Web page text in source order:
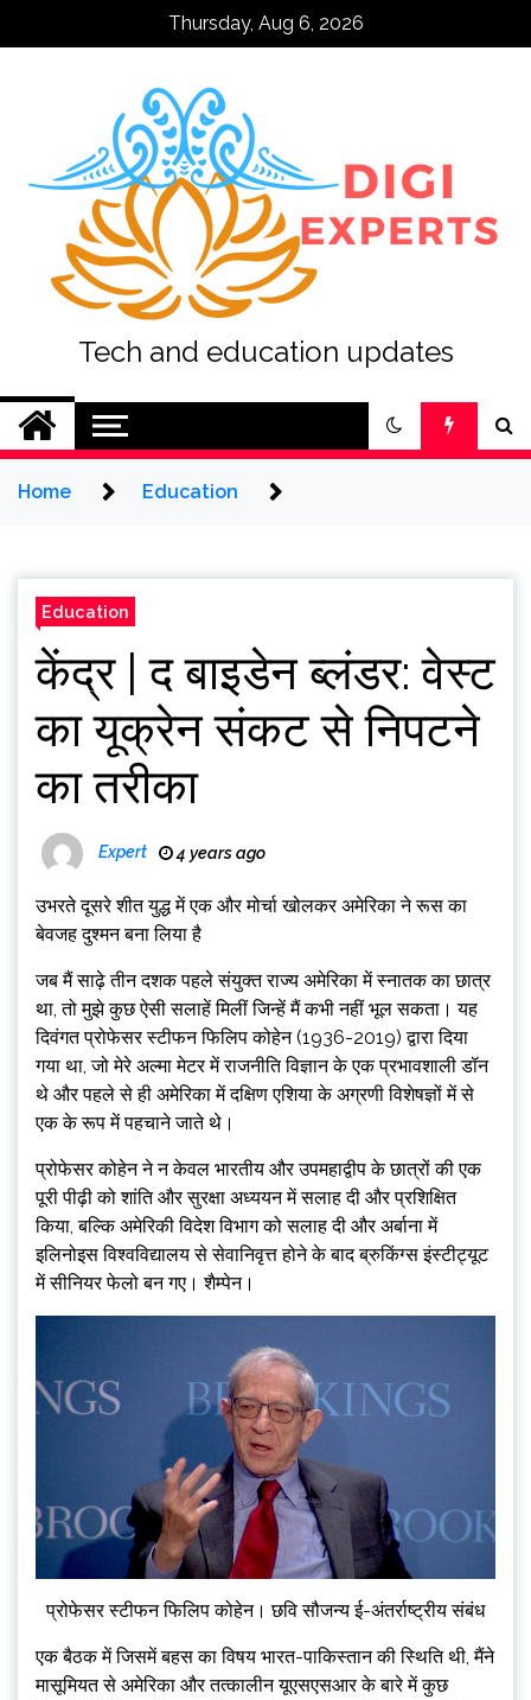
Thursday, Aug 6, 2026
Tech and education updates
Home Education
Education
केंद्र | द बाइडेन ब्लंडर: वेस्ट
का यूक्रेन संकट से निपटने
का तरीका
Expert 4 years ago
उभरते दूसरे शीत युद्ध में एक और मोर्चा खोलकर अमेरिका ने रूस का
बेवजह दुश्मन बना लिया है
जब मैं साढ़े तीन दशक पहले संयुक्त राज्य अमेरिका में स्नातक का छात्र
था, तो मुझे कुछ ऐसी सलाहें मिलीं जिन्हें मैं कभी नहीं भूल सकता। यह
दिवंगत प्रोफेसर स्टीफन फिलिप कोहेन (1936-2019) द्वारा दिया
गया था, जो मेरे अल्मा मेटर में राजनीति विज्ञान के एक प्रभावशाली डॉन
थे और पहले से ही अमेरिका में दक्षिण एशिया के अग्रणी विशेषज्ञों में से
एक के रूप में पहचाने जाते थे।
प्रोफेसर कोहेन ने न केवल भारतीय और उपमहाद्वीप के छात्रों की एक
पूरी पीढ़ी को शांति और सुरक्षा अध्ययन में सलाह दी और प्रशिक्षित
किया, बल्कि अमेरिकी विदेश विभाग को सलाह दी और अर्बाना में
इलिनोइस विश्वविद्यालय से सेवानिवृत्त होने के बाद ब्रुकिंग्स इंस्टीट्यूट
में सीनियर फेलो बन गए। शैम्पेन।
प्रोफेसर स्टीफन फिलिप कोहेन। छवि सौजन्य ई-अंतर्राष्ट्रीय संबंध
एक बैठक में जिसमें बहस का विषय भारत-पाकिस्तान की स्थिति थी, मैंने
मासूमियत से अमेरिका और तत्कालीन यूएसएसआर के बारे में कुछ